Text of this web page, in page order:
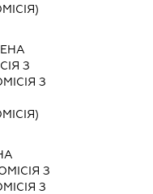
З
З
З
З